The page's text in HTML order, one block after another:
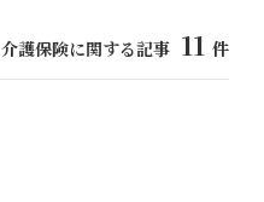
介護保険に関する記事 11 件